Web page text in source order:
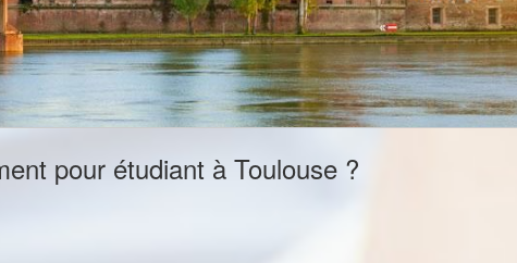
pour étudiant à Toulouse ?